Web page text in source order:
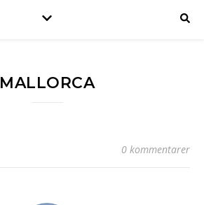
MALLORCA
0 kommentarer